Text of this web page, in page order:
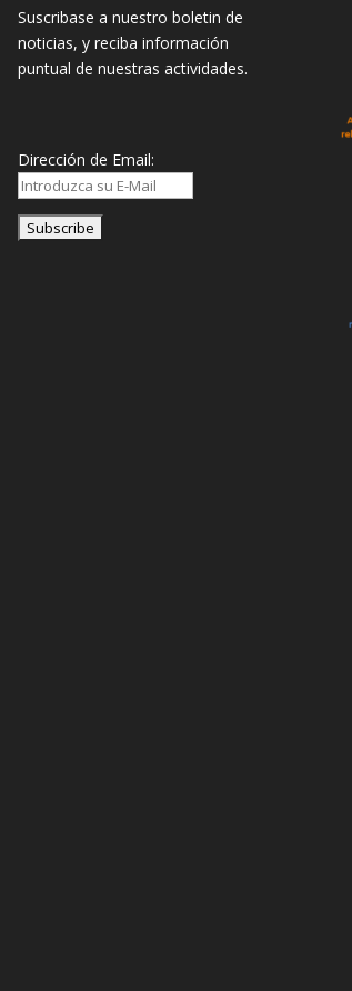
Suscribase a nuestro boletin de
noticias, y reciba información
puntual de nuestras actividades.
Dirección de Email: